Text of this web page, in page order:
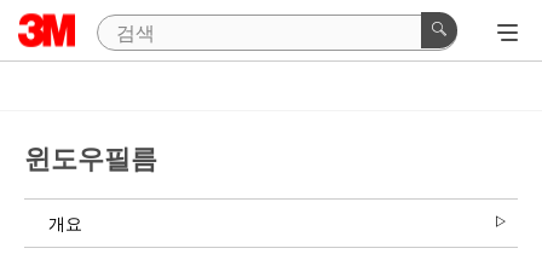
윈도우필름
개요